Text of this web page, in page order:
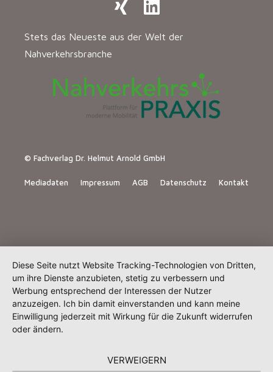
Stets das Neueste aus der Welt der
Nahverkehrsbranche
© Fachverlag Dr. Helmut Arnold GmbH
Mediadaten Impressum AGB Datenschutz Kontakt
Diese Seite nutzt Website Tracking-Technologien von Dritten,
um ihre Dienste anzubieten, stetig zu verbessern und
Werbung entsprechend der Interessen der Nutzer
anzuzeigen. Ich bin damit einverstanden und kann meine
Einwilligung jederzeit mit Wirkung für die Zukunft widerrufen
oder ändern.
VERWEIGERN